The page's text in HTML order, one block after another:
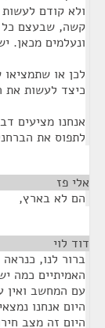
ולא קודם
קשה, שבעצם כל
ונעלמים מכאן.
לכן או
כיצד לעשות את
אנחנו מציעים
לתפוס את
אלי פז
הם לא בארץ,
דוד לוי
ברור לנו,
האמיתיים כמה
עם המחשב ואין
היום אנחנו
היום זה מצב